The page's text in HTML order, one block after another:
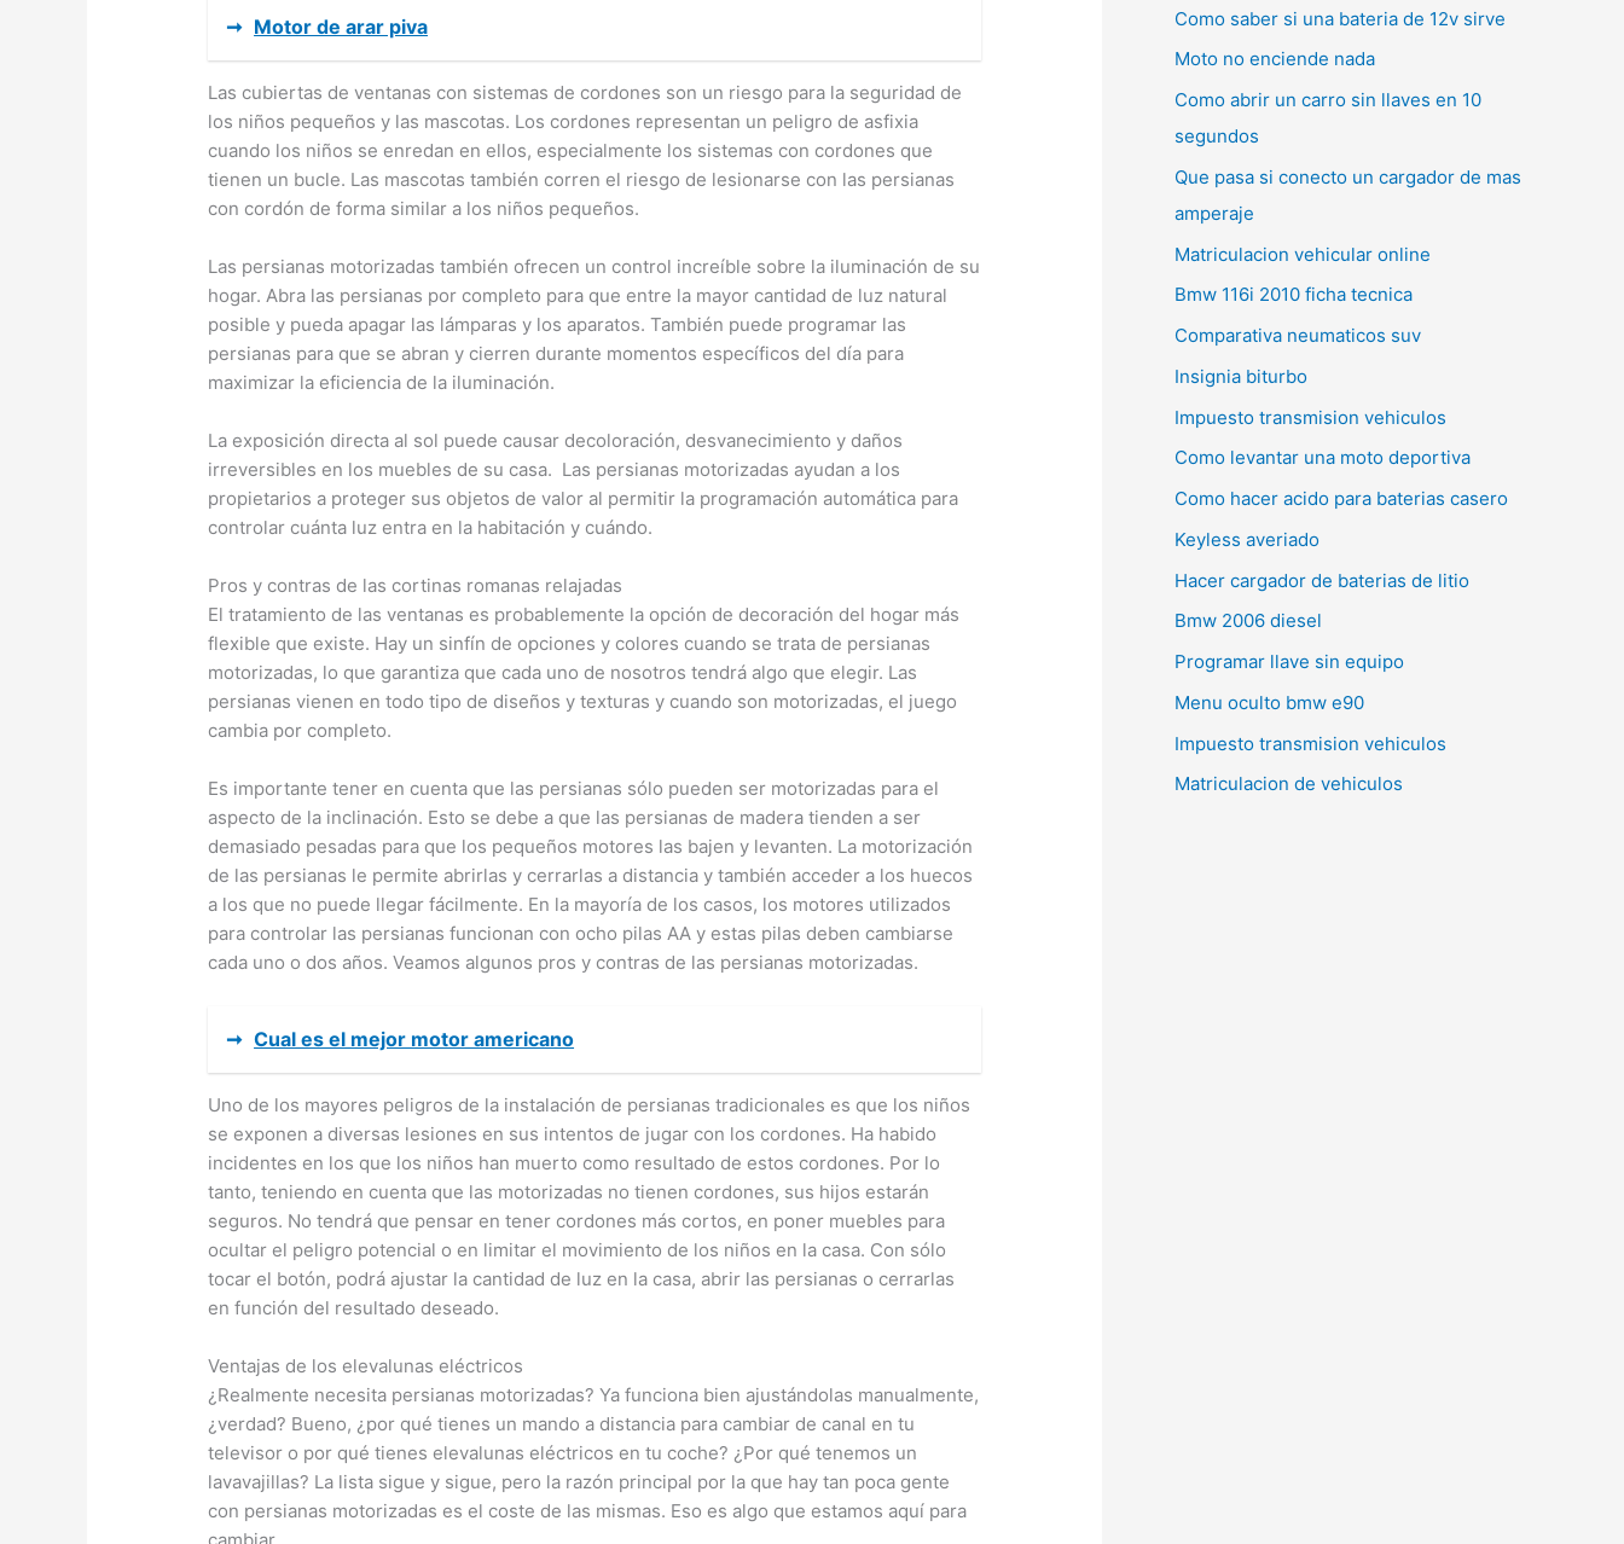
➞ Motor de arar piva
Las cubiertas de ventanas con sistemas de cordones son un riesgo para la seguridad de
los niños pequeños y las mascotas. Los cordones representan un peligro de asfixia
cuando los niños se enredan en ellos, especialmente los sistemas con cordones que
tienen un bucle. Las mascotas también corren el riesgo de lesionarse con las persianas
con cordón de forma similar a los niños pequeños.
Las persianas motorizadas también ofrecen un control increíble sobre la iluminación de su
hogar. Abra las persianas por completo para que entre la mayor cantidad de luz natural
posible y pueda apagar las lámparas y los aparatos. También puede programar las
persianas para que se abran y cierren durante momentos específicos del día para
maximizar la eficiencia de la iluminación.
La exposición directa al sol puede causar decoloración, desvanecimiento y daños
irreversibles en los muebles de su casa. Las persianas motorizadas ayudan a los
propietarios a proteger sus objetos de valor al permitir la programación automática para
controlar cuánta luz entra en la habitación y cuándo.
Pros y contras de las cortinas romanas relajadas
El tratamiento de las ventanas es probablemente la opción de decoración del hogar más
flexible que existe. Hay un sinfín de opciones y colores cuando se trata de persianas
motorizadas, lo que garantiza que cada uno de nosotros tendrá algo que elegir. Las
persianas vienen en todo tipo de diseños y texturas y cuando son motorizadas, el juego
cambia por completo.
Es importante tener en cuenta que las persianas sólo pueden ser motorizadas para el
aspecto de la inclinación. Esto se debe a que las persianas de madera tienden a ser
demasiado pesadas para que los pequeños motores las bajen y levanten. La motorización
de las persianas le permite abrirlas y cerrarlas a distancia y también acceder a los huecos
a los que no puede llegar fácilmente. En la mayoría de los casos, los motores utilizados
para controlar las persianas funcionan con ocho pilas AA y estas pilas deben cambiarse
cada uno o dos años. Veamos algunos pros y contras de las persianas motorizadas.
➞ Cual es el mejor motor americano
Uno de los mayores peligros de la instalación de persianas tradicionales es que los niños
se exponen a diversas lesiones en sus intentos de jugar con los cordones. Ha habido
incidentes en los que los niños han muerto como resultado de estos cordones. Por lo
tanto, teniendo en cuenta que las motorizadas no tienen cordones, sus hijos estarán
seguros. No tendrá que pensar en tener cordones más cortos, en poner muebles para
ocultar el peligro potencial o en limitar el movimiento de los niños en la casa. Con sólo
tocar el botón, podrá ajustar la cantidad de luz en la casa, abrir las persianas o cerrarlas
en función del resultado deseado.
Ventajas de los elevalunas eléctricos
¿Realmente necesita persianas motorizadas? Ya funciona bien ajustándolas manualmente,
¿verdad? Bueno, ¿por qué tienes un mando a distancia para cambiar de canal en tu
televisor o por qué tienes elevalunas eléctricos en tu coche? ¿Por qué tenemos un
lavavajillas? La lista sigue y sigue, pero la razón principal por la que hay tan poca gente
con persianas motorizadas es el coste de las mismas. Eso es algo que estamos aquí para
Como saber si una bateria de 12v sirve
Moto no enciende nada
Como abrir un carro sin llaves en 10
segundos
Que pasa si conecto un cargador de mas
amperaje
Matriculacion vehicular online
Bmw 116i 2010 ficha tecnica
Comparativa neumaticos suv
Insignia biturbo
Impuesto transmision vehiculos
Como levantar una moto deportiva
Como hacer acido para baterias casero
Keyless averiado
Hacer cargador de baterias de litio
Bmw 2006 diesel
Programar llave sin equipo
Menu oculto bmw e90
Impuesto transmision vehiculos
Matriculacion de vehiculos